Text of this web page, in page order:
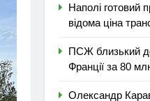
Наполі готовий
відома ціна
ПСЖ близький до
Франції за 80
Олександр